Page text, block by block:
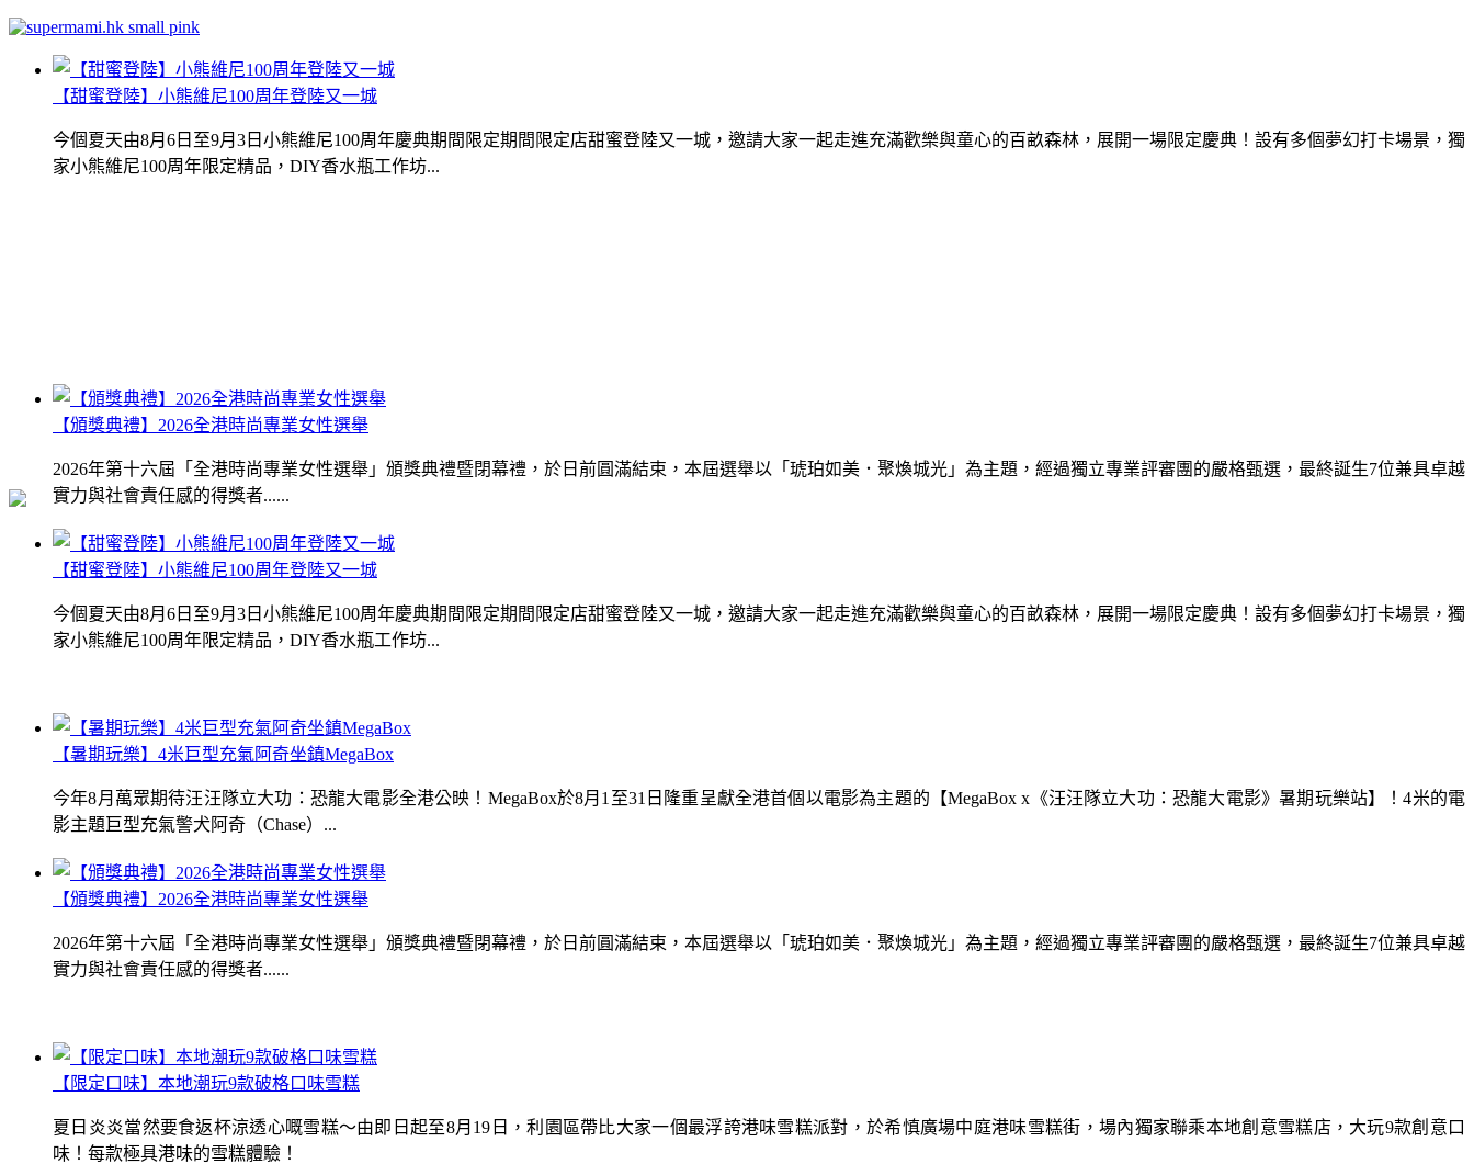
【甜蜜登陸】小熊維尼100周年登陸又一城
今個夏天由8月6日至9月3日小熊維尼100周年慶典期間限定期間限定店甜蜜登陸又一城，邀請大家一起走進充滿歡樂與童心的百畝森林，展開一場限定慶典！設有多個夢幻打卡場景，獨
家小熊維尼100周年限定精品，DIY香水瓶工作坊...
【頒獎典禮】2026全港時尚專業女性選舉
2026年第十六屆「全港時尚專業女性選舉」頒獎典禮暨閉幕禮，於日前圓滿結束，本屆選舉以「琥珀如美．聚煥城光」為主題，經過獨立專業評審團的嚴格甄選，最終誕生7位兼具卓越
實力與社會責任感的得獎者......
【暑期玩樂】4米巨型充氣阿奇坐鎮MegaBox
今年8月萬眾期待汪汪隊立大功：恐龍大電影全港公映！MegaBox於8月1至31日隆重呈獻全港首個以電影為主題的【MegaBox x《汪汪隊立大功：恐龍大電影》暑期玩樂站】！4米的電
影主題巨型充氣警犬阿奇（Chase）...
【限定口味】本地潮玩9款破格口味雪糕
夏日炎炎當然要食返杯涼透心嘅雪糕～由即日起至8月19日，利園區帶比大家一個最浮誇港味雪糕派對，於希慎廣場中庭港味雪糕街，場內獨家聯乘本地創意雪糕店，大玩9款創意口
味！每款極具港味的雪糕體驗！
【甜蜜登陸】小熊維尼100周年登陸又一城
今個夏天由8月6日至9月3日小熊維尼100周年慶典期間限定期間限定店甜蜜登陸又一城，邀請大家一起走進充滿歡樂與童心的百畝森林，展開一場限定慶典！設有多個夢幻打卡場景，獨
家小熊維尼100周年限定精品，DIY香水瓶工作坊...
【頒獎典禮】2026全港時尚專業女性選舉
2026年第十六屆「全港時尚專業女性選舉」頒獎典禮暨閉幕禮，於日前圓滿結束，本屆選舉以「琥珀如美．聚煥城光」為主題，經過獨立專業評審團的嚴格甄選，最終誕生7位兼具卓越
實力與社會責任感的得獎者......